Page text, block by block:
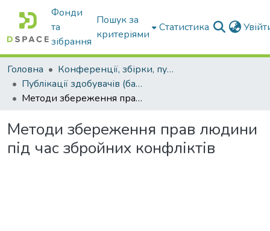
Фонди
та
зібрання
Пошук за
критеріями
Статистика
Головна
Конференції, збірки, публікації молодих вчених і здобувачів : магістрів, бакалаврів, аспірантів.
Публікації здобувачів (бакалаврів. магістрів, аспірантів)
Методи збереження прав людини під час збройних конфліктів
Методи збереження прав людини
під час збройних конфліктів